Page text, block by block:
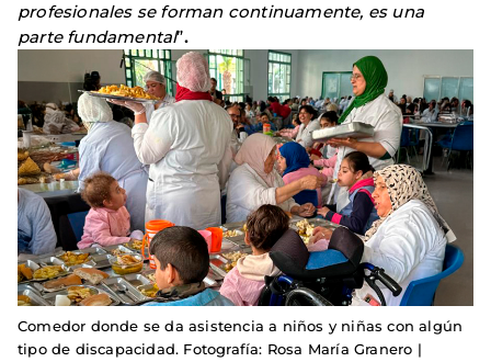
profesionales se forman continuamente, es una
parte fundamental”.
Comedor donde se da asistencia a niños y niñas con algún
tipo de discapacidad. Fotografía: Rosa María Granero |